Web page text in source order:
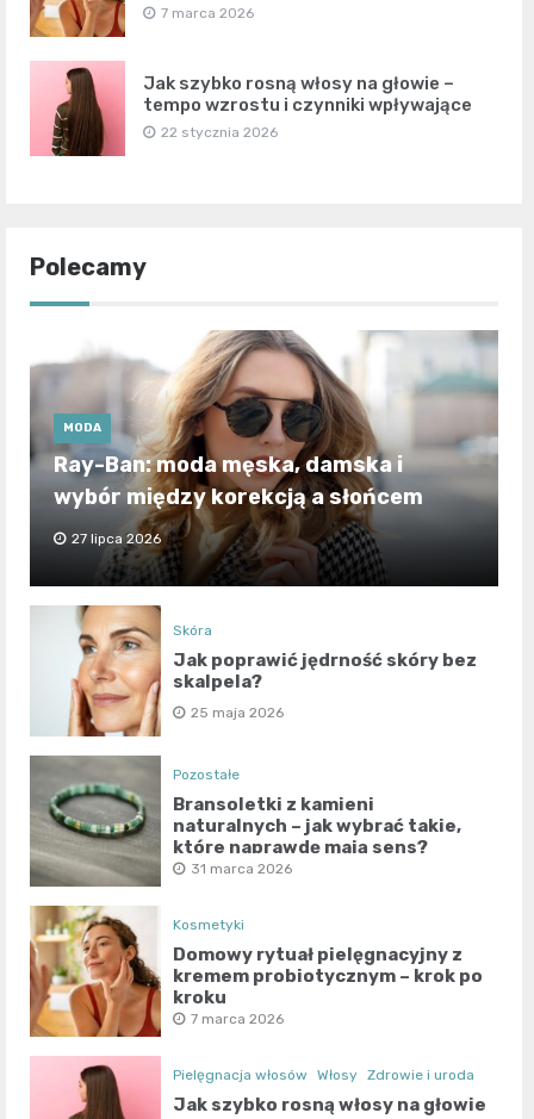
7 marca 2026
Jak szybko rosną włosy na głowie –
tempo wzrostu i czynniki wpływające
22 stycznia 2026
Polecamy
MODA
Ray-Ban: moda męska, damska i
wybór między korekcją a słońcem
27 lipca 2026
Skóra
Jak poprawić jędrność skóry bez
skalpela?
25 maja 2026
Pozostałe
Bransoletki z kamieni
naturalnych – jak wybrać takie,
które naprawdę mają sens?
31 marca 2026
Kosmetyki
Domowy rytuał pielęgnacyjny z
kremem probiotycznym – krok po
kroku
7 marca 2026
Pielęgnacja włosów Włosy Zdrowie i uroda
Jak szybko rosną włosy na głowie